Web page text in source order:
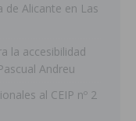
de Alicante en Las
la accesibilidad
Andreu
al CEIP nº 2